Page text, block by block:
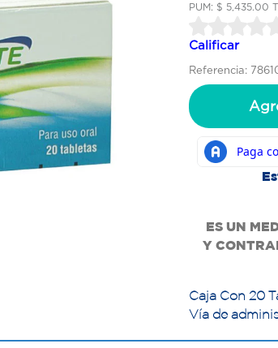
PUM: $ 5,435.00
Calificar
Referencia:
ES UN
Y
Caja Con 20
Vía de